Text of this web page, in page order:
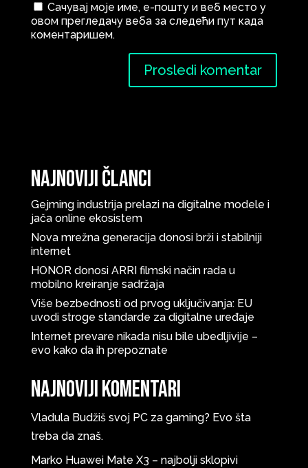
Сачувај моје име, е-пошту и веб место у
овом прегледачу веба за следећи пут када
коментаришем.
Najnoviji članci
Gejming industrija prelazi na digitalne modele i
jača online ekosistem
Nova mrežna generacija donosi brži i stabilniji
internet
HONOR donosi ARRI filmski način rada u
mobilno kreiranje sadržaja
Više bezbednosti od prvog uključivanja: EU
uvodi stroge standarde za digitalne uređaje
Internet prevare nikada nisu bile ubedljivije –
evo kako da ih prepoznate
Najnoviji komentari
Vladula Budžiš svoj PC za gaming? Evo šta
treba da znaš.
Marko Huawei Mate X3 – najbolji sklopivi